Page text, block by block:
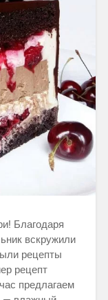
Благодаря
вскружили
рецепты
рецепт
предлагаем